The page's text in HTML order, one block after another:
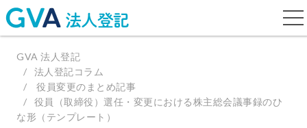
GVA 法人登記
法人登記コラム
役員変更のまとめ記事
役員（取締役）選任・変更における株主総会議事録のひ
な形（テンプレート）